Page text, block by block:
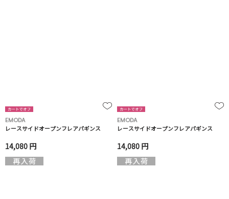
EMODA
レースサイドオープンフレアパギンス
14,080 円
EMODA
レースサイドオープンフレアパギンス
14,080 円